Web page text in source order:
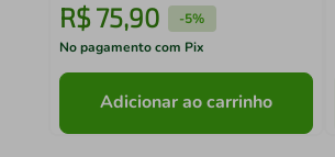
R$ 75,90 -5%
No pagamento com Pix
Adicionar ao carrinho